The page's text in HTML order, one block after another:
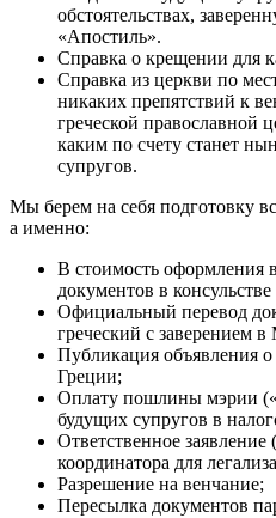
обстоятельствах,
«Апостиль».
Справка о крещении для
Справка из церкви по
никаких препятствий к
греческой православной
каким по счету станет
супругов.
Мы берем на себя подготовку
а именно:
В стоимость оформления
документов в
Официальный перевод
греческий с заверением
Публикация объявления
Греции;
Оплату пошлины мэрии
будущих супругов в
Ответственное
координатора для
Разрешение на венчание;
Пересылка документов